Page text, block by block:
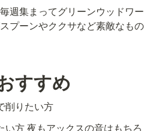
週集まってグリーンウッドワー
プーンやククサなど素敵なもの
すすめ
削りたい方
い方 夜もアックスの音はもちろ